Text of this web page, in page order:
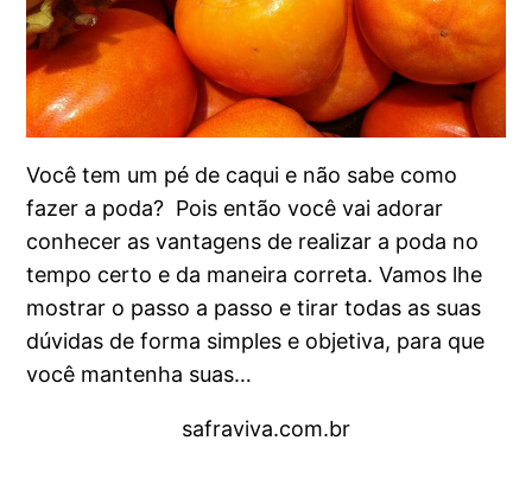
Você tem um pé de caqui e não sabe como
fazer a poda? Pois então você vai adorar
conhecer as vantagens de realizar a poda no
tempo certo e da maneira correta. Vamos lhe
mostrar o passo a passo e tirar todas as suas
dúvidas de forma simples e objetiva, para que
você mantenha suas…
safraviva.com.br